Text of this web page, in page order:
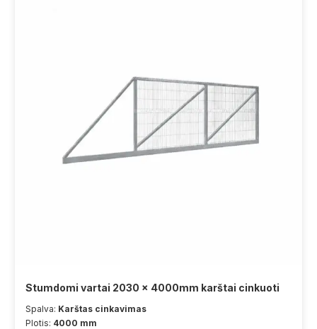
Stumdomi vartai 2030 x 4000mm karštai cinkuoti
Spalva: Karštas cinkavimas
Plotis: 4000 mm